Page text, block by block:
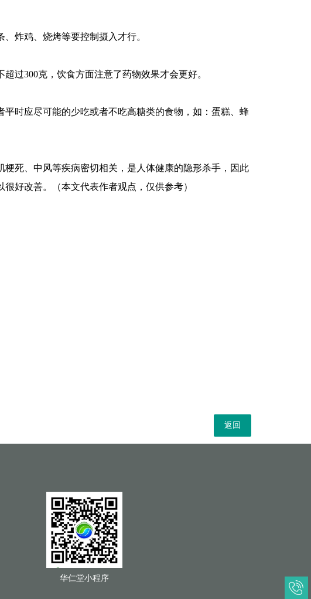
炸鸡、烧烤等要控制摄入才行。
过300克，饮食方面注意了药物效果才会更好。
时应尽可能的少吃或者不吃高糖类的食物，如：蛋糕、蜂
死、中风等疾病密切相关，是人体健康的隐形杀手，因此
好改善。（本文代表作者观点，仅供参考）
返回
华仁堂小程序